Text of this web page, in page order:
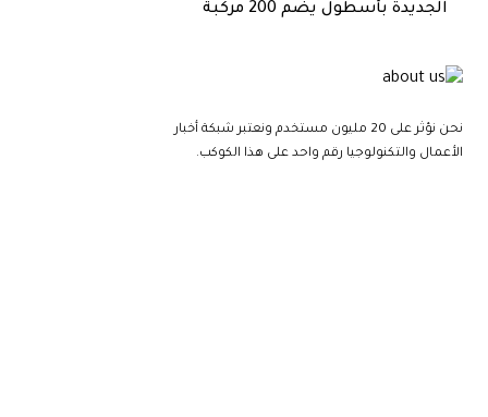
الجديدة بأسطول يضم 200 مركبة
نحن نؤثر على 20 مليون مستخدم ونعتبر شبكة أخبار
الأعمال والتكنولوجيا رقم واحد على هذا الكوكب.